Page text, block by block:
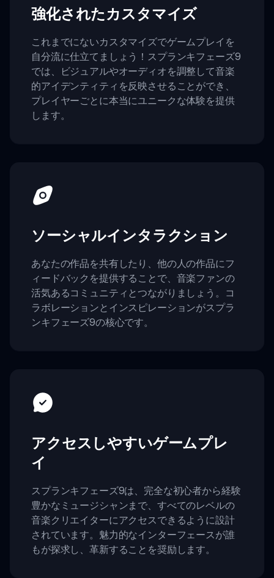
強化されたカスタマイズ
これまでにないカスタマイズでゲームプレイを
自分流に仕立てましょう！スプランキフェーズ9
では、ビジュアルやオーディオを調整して音楽
的アイデンティティを反映させることができ、
プレイヤーごとに本当にユニークな体験を提供
します。
ソーシャルインタラクション
あなたの作品を共有したり、他の人の作品にフ
ィードバックを提供することで、音楽ファンの
活気あるコミュニティとつながりましょう。コ
ラボレーションとインスピレーションがスプラ
ンキフェーズ9の核心です。
アクセスしやすいゲームプレ
イ
スプランキフェーズ9は、完全な初心者から経験
豊かなミュージシャンまで、すべてのレベルの
音楽クリエイターにアクセスできるように設計
されています。魅力的なインターフェースが誰
もが探求し、革新することを奨励します。